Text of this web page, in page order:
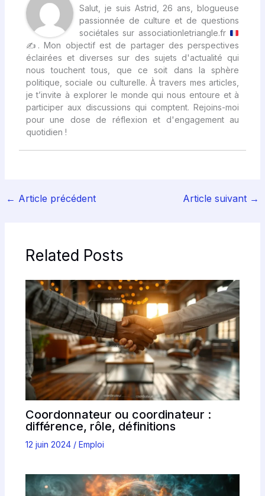
Salut, je suis Astrid, 26 ans, blogueuse
passionnée de culture et de questions
sociétales sur associationletriangle.fr
✍ . Mon objectif est de partager des perspectives
éclairées et diverses sur des sujets d'actualité qui
nous touchent tous, que ce soit dans la sphère
politique, sociale ou culturelle. À travers mes articles,
je t’invite à explorer le monde qui nous entoure et à
participer aux discussions qui comptent. Rejoins-moi
pour une dose de réflexion et d'engagement au
quotidien !
← Article précédent Article suivant →
Related Posts
Coordonnateur ou coordinateur :
différence, rôle, définitions
12 juin 2024 / Emploi